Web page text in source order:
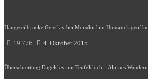
Hängeseilbrücke Geierlay bei Mörsdorf im Hunsrück
19.776 4. Oktober 2015
Überschreitung Engelsley mit Teufelsloch – Alpines